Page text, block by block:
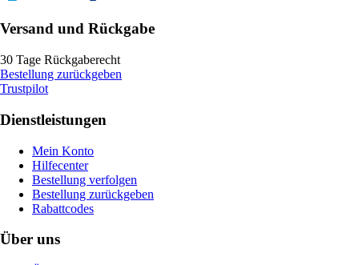
Versand und Rückgabe
30 Tage Rückgaberecht
Bestellung zurückgeben
Trustpilot
Dienstleistungen
Mein Konto
Hilfecenter
Bestellung verfolgen
Bestellung zurückgeben
Rabattcodes
Über uns